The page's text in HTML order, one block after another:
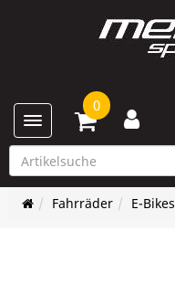
Toggle navigation
0
Fahrräder E-Bikes